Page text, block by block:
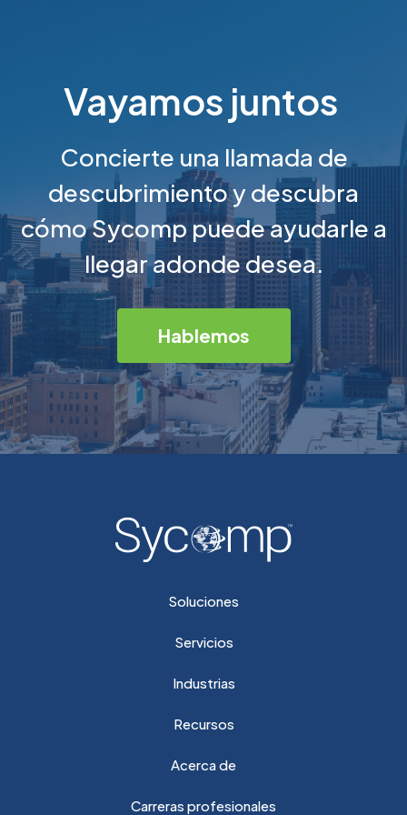
Vayamos juntos
Concierte una llamada de
descubrimiento y descubra
cómo Sycomp puede ayudarle a
llegar adonde desea.
Hablemos
Soluciones
Servicios
Industrias
Recursos
Acerca de
Carreras profesionales